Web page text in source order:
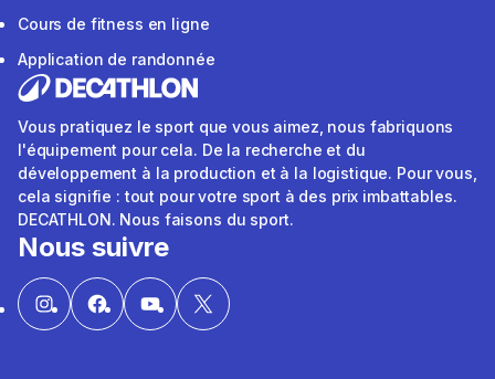
Cours de fitness en ligne
Application de randonnée
Vous pratiquez le sport que vous aimez, nous fabriquons
l'équipement pour cela. De la recherche et du
développement à la production et à la logistique. Pour vous,
cela signifie : tout pour votre sport à des prix imbattables.
DECATHLON. Nous faisons du sport.
Nous suivre